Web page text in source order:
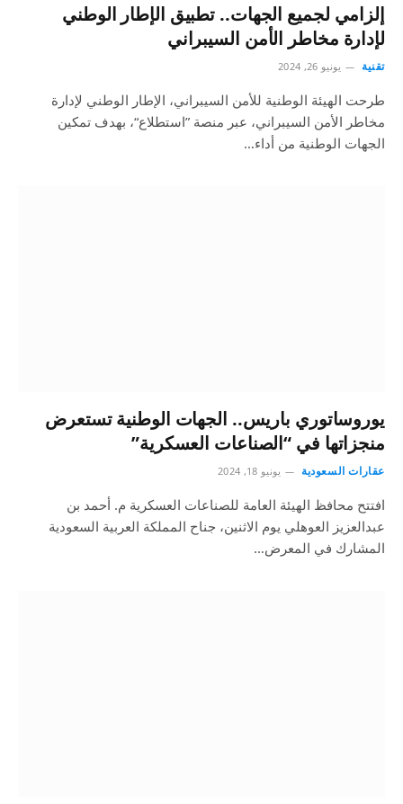
إلزامي لجميع الجهات.. تطبيق الإطار الوطني
لإدارة مخاطر الأمن السيبراني
تقنية يونيو 26, 2024
طرحت الهيئة الوطنية للأمن السيبراني، الإطار الوطني لإدارة
مخاطر الأمن السيبراني، عبر منصة ”استطلاع“، بهدف تمكين
الجهات الوطنية من أداء…
يوروساتوري باريس.. الجهات الوطنية تستعرض
منجزاتها في “الصناعات العسكرية”
عقارات السعودية يونيو 18, 2024
افتتح محافظ الهيئة العامة للصناعات العسكرية م. أحمد بن
عبدالعزيز العوهلي يوم الاثنين، جناح المملكة العربية السعودية
المشارك في المعرض…